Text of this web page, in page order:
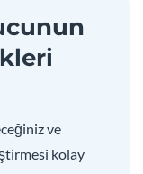
ve
kolay